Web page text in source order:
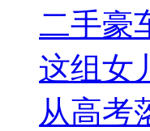
二手豪
这组女
从高考